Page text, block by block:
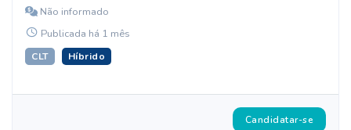
Não informado
Publicada há 1 mês
CLT Híbrido
Candidatar-se